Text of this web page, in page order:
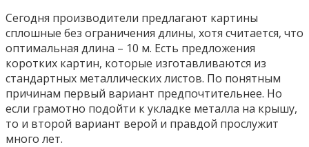
Сегодня производители предлагают картины
сплошные без ограничения длины, хотя считается, что
оптимальная длина – 10 м. Есть предложения
коротких картин, которые изготавливаются из
стандартных металлических листов. По понятным
причинам первый вариант предпочтительнее. Но
если грамотно подойти к укладке металла на крышу,
то и второй вариант верой и правдой прослужит
много лет.